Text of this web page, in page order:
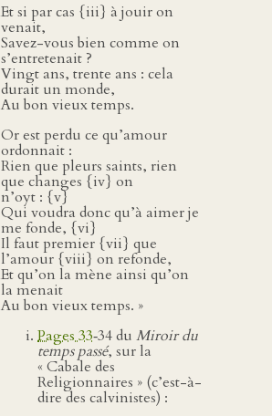
Et si par cas {iii} à jouir on
venait,
Savez-vous bien comme on
s’entretenait ?
Vingt ans, trente ans : cela
durait un monde,
Au bon vieux temps.
Or est perdu ce qu’amour
ordonnait :
Rien que pleurs saints, rien
que changes {iv} on
n’oyt : {v}
Qui voudra donc qu’à aimer je
me fonde, {vi}
Il faut premier {vii} que
l’amour {viii} on refonde,
Et qu’on la mène ainsi qu’on
la menait
Au bon vieux temps. »
Pages 33‑34 du Miroir du
temps passé, sur la
« Cabale des
Religionnaires » (c’est-à-
dire des calvinistes) :